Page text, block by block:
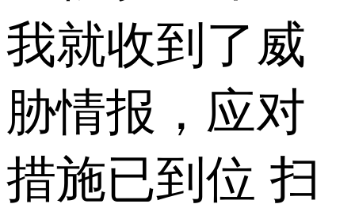
我就收到了威
胁情报，应对
措施已到位 扫